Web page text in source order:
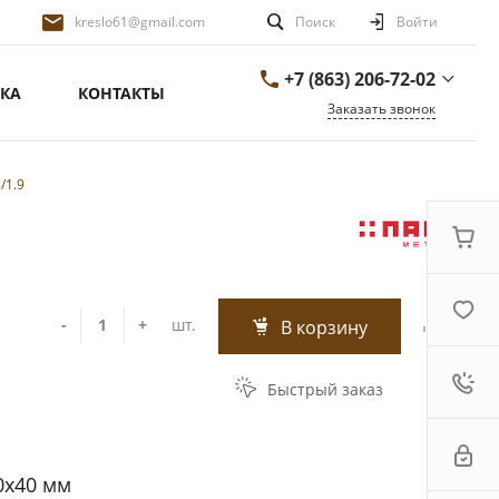
kreslo61@gmail.com Поиск Войти
КОНТАКТЫ
+7 (863) 206-72-02
ПН-ПТ 9:00-18:00 СБ-
ВС ВЫХОДНОЙ
Заказать звонок
1.9
- + шт. В корзину
Быстрый заказ
мм